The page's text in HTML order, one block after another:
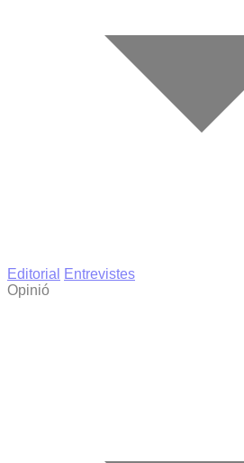
Editorial
Entrevistes
Opinió